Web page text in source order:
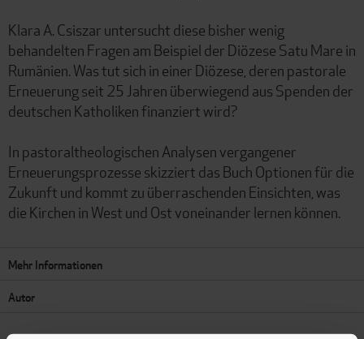
Klara A. Csiszar untersucht diese bisher wenig
behandelten Fragen am Beispiel der Diözese Satu Mare in
Rumänien. Was tut sich in einer Diözese, deren pastorale
Erneuerung seit 25 Jahren überwiegend aus Spenden der
deutschen Katholiken finanziert wird?
In pastoraltheologischen Analysen vergangener
Erneuerungsprozesse skizziert das Buch Optionen für die
Zukunft und kommt zu überraschenden Einsichten, was
die Kirchen in West und Ost voneinander lernen können.
Mehr Informationen
Autor